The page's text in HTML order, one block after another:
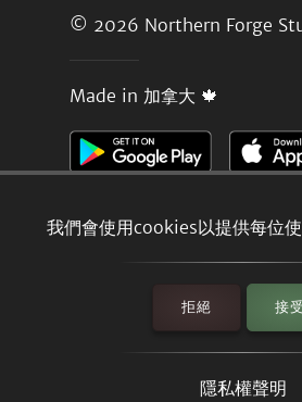
我們會使用cookies以提供每位使
拒絕 接受
隱私權聲明
© 2026 Northern Forge
Made in 加拿大 🍁